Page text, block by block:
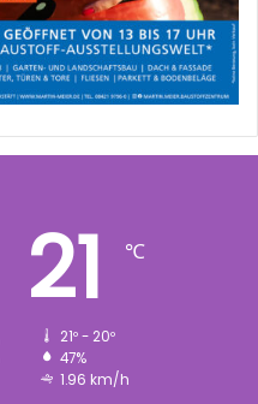
21 ℃
21º - 20º
47%
1.96 km/h